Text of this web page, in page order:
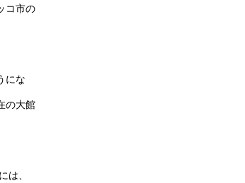
コ市の
にな
の大館
、